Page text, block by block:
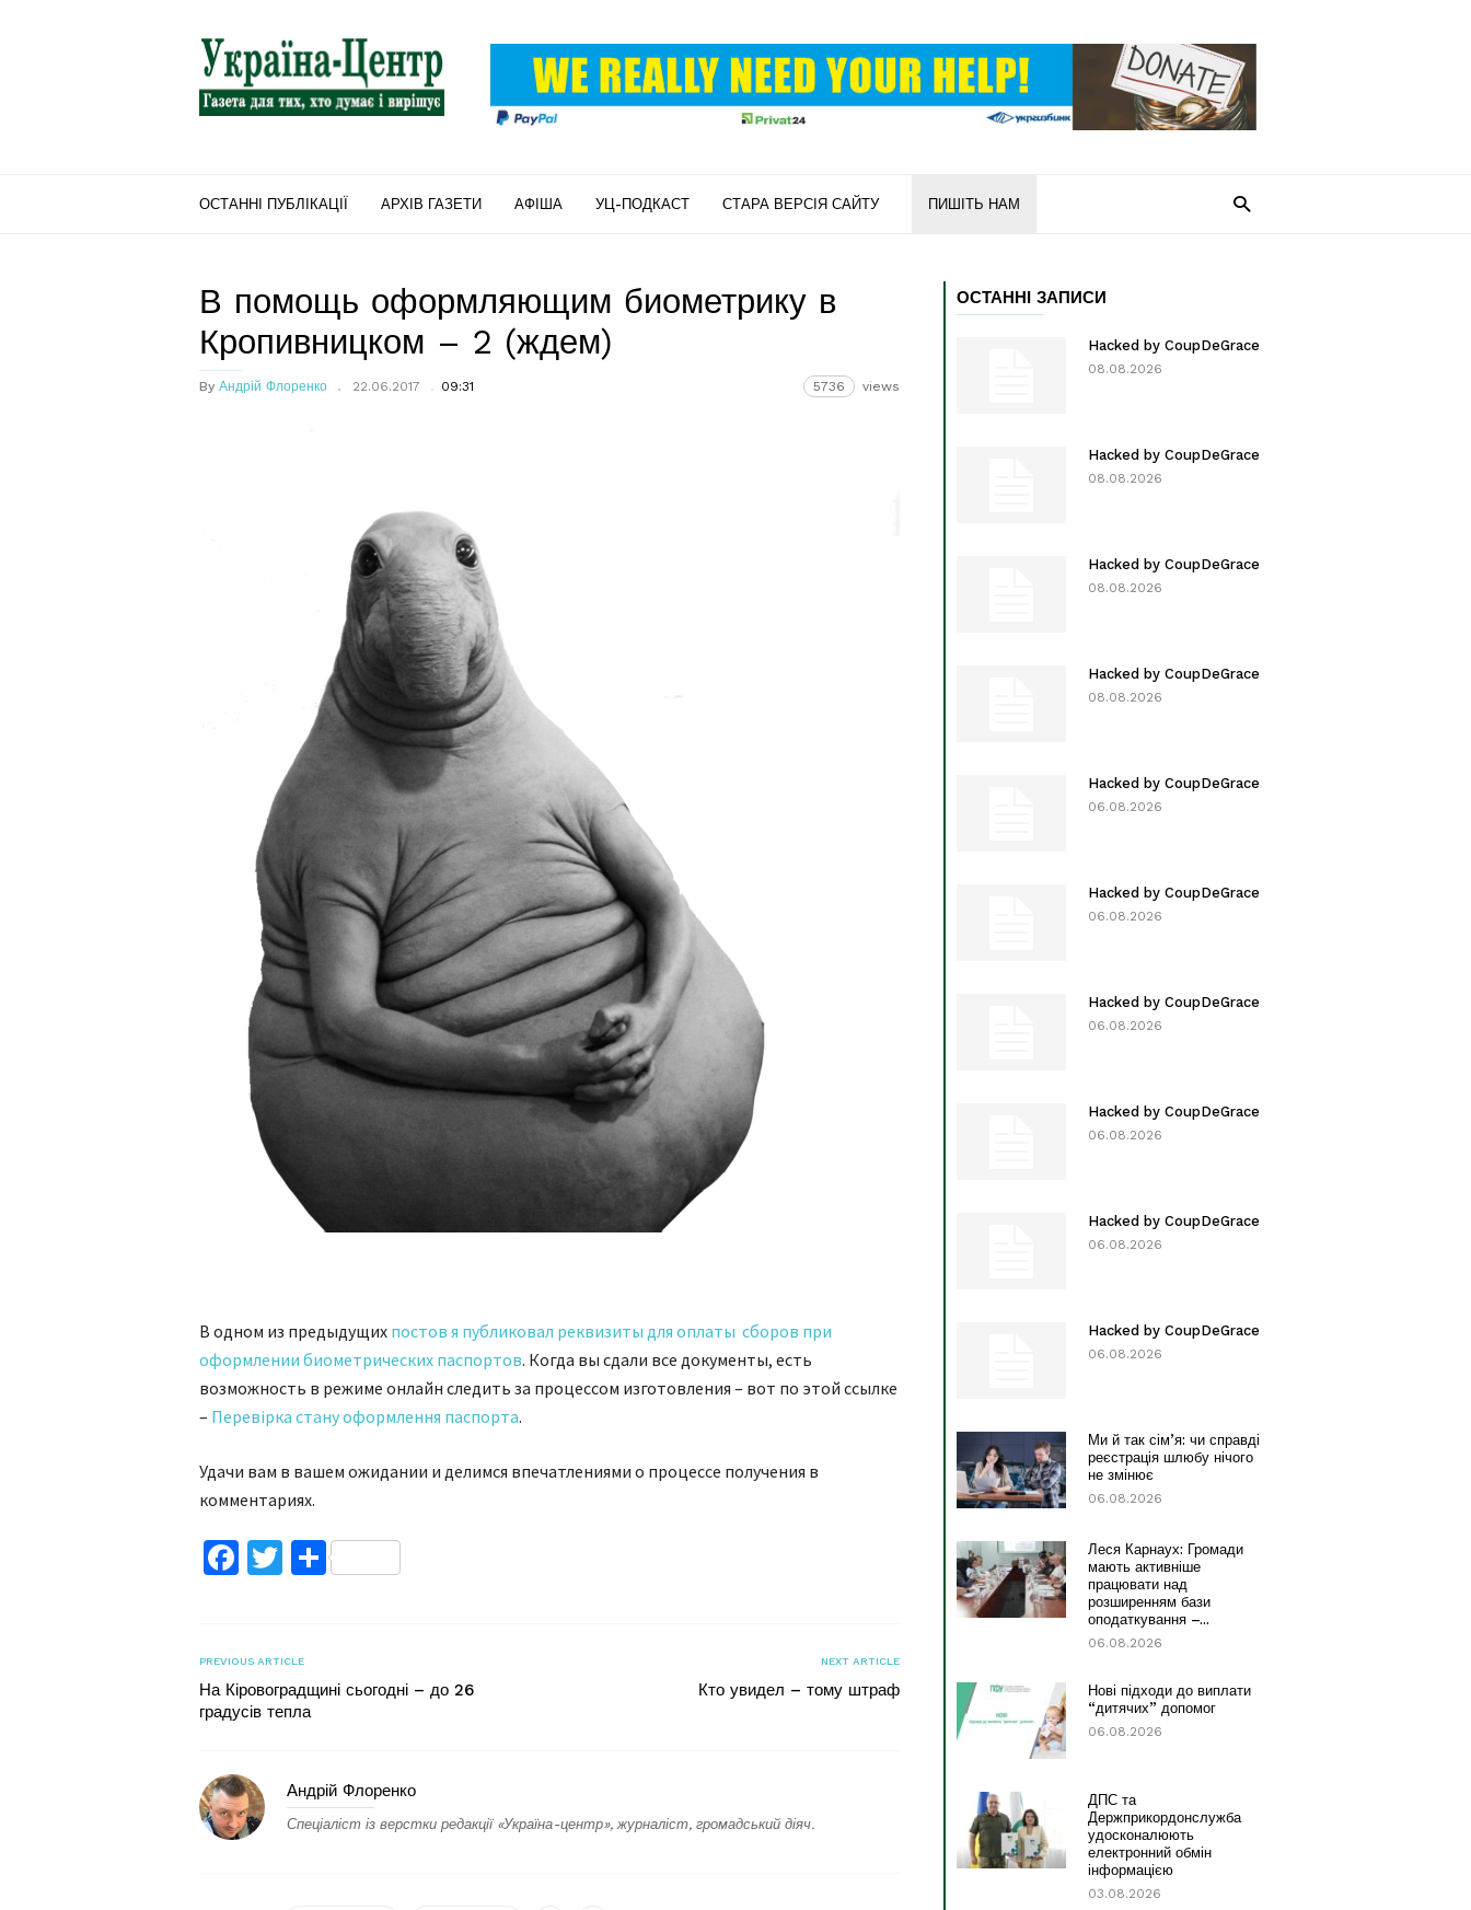
"Україна-
Центр"
ОСТАННІ ПУБЛІКАЦІЇ АРХІВ ГАЗЕТИ АФІША УЦ-ПОДКАСТ СТАРА ВЕРСІЯ САЙТУ ПИШІТЬ НАМ
В помощь оформляющим биометрику в
Кропивницком – 2 (ждем)
By Андрій Флоренко 22.06.2017 09:31 5736 views
В одном из предыдущих постов я публиковал реквизиты для оплаты сборов при
оформлении биометрических паспортов. Когда вы сдали все документы, есть
возможность в режиме онлайн следить за процессом изготовления – вот по этой ссылке
– Перевірка стану оформлення паспорта.
Удачи вам в вашем ожидании и делимся впечатлениями о процессе получения в
комментариях.
Facebook
TwitterПоділитися
PREVIOUS ARTICLE
На Кіровоградщині сьогодні – до 26
градусів тепла
NEXT ARTICLE
Кто увидел – тому штраф
Андрій Флоренко
Спеціаліст із верстки редакції «Україна-центр», журналіст, громадський діяч.
ОСТАННІ ЗАПИСИ
Hacked by CoupDeGrace
08.08.2026
Hacked by CoupDeGrace
08.08.2026
Hacked by CoupDeGrace
08.08.2026
Hacked by CoupDeGrace
08.08.2026
Hacked by CoupDeGrace
06.08.2026
Hacked by CoupDeGrace
06.08.2026
Hacked by CoupDeGrace
06.08.2026
Hacked by CoupDeGrace
06.08.2026
Hacked by CoupDeGrace
06.08.2026
Hacked by CoupDeGrace
06.08.2026
Ми й так сім’я: чи справді
реєстрація шлюбу нічого
не змінює
06.08.2026
Леся Карнаух: Громади
мають активніше
працювати над
розширенням бази
оподаткування –...
06.08.2026
Нові підходи до виплати
“дитячих” допомог
06.08.2026
ДПС та
Держприкордонслужба
удосконалюють
електронний обмін
інформацією
03.08.2026